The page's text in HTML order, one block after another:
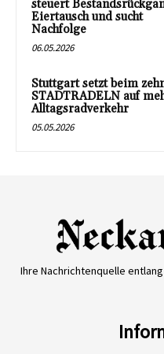
steuert
Eiertausch und sucht
Nachfolge
06.05.2026
Stuttgart setzt beim
STADTRADELN auf
Alltagsradverkehr
05.05.2026
Ihre Nachrichtenquelle